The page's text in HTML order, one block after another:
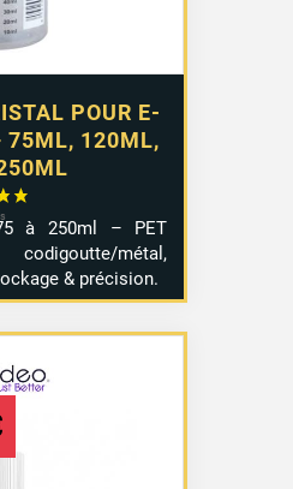
POUR E-
75ML, 120ML,
à 250ml – PET
métal,
& précision.
de